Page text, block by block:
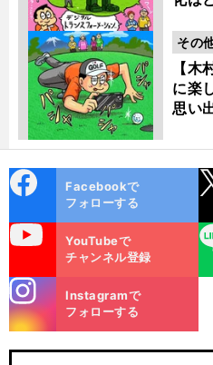
【
に楽
思い
その
ok
Facebookで
フォローする
YouTubeで
チャンネル登録
LINE
m
Instagramで
フォローする